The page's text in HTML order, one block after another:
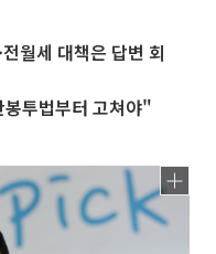
월세 대책은 답변 회
투법부터 고쳐야"